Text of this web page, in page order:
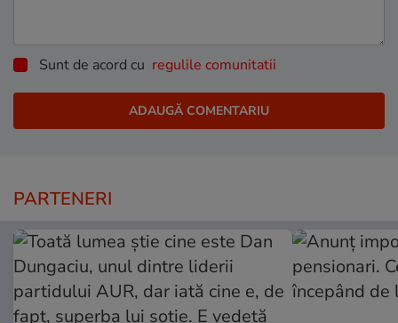
Sunt de acord cu regulile comunitatii
PARTENERI